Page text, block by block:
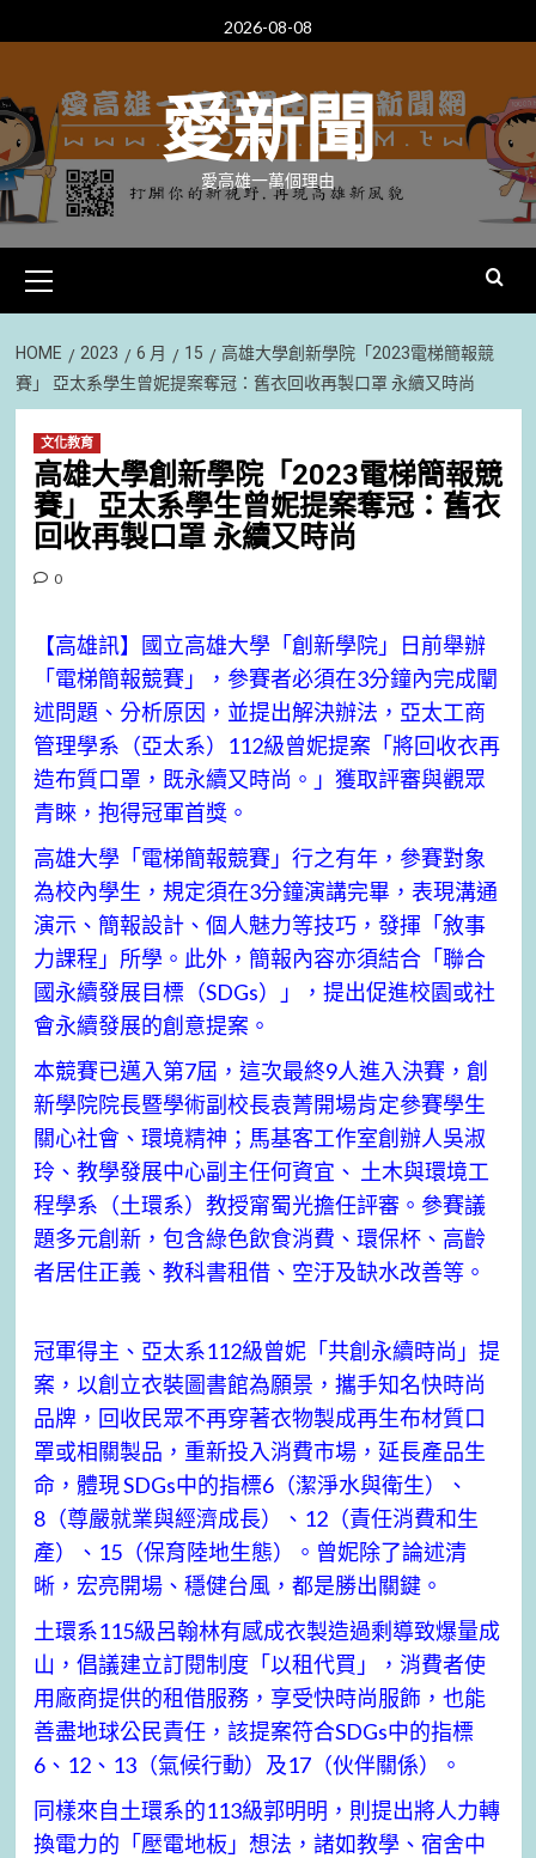
to
2026-08-08
愛新聞
愛高雄一萬個理由
Menu
HOME 2023 6 月 15
高雄大學創新學院「2023電梯簡報競
賽」 亞太系學生曾妮提案奪冠：舊衣回收再製口罩 永續又時尚
文化教育
高雄大學創新學院「2023電梯簡報競
賽」 亞太系學生曾妮提案奪冠：舊衣
回收再製口罩 永續又時尚
0
【高雄訊】國立高雄大學「創新學院」日前舉辦
「電梯簡報競賽」，參賽者必須在3分鐘內完成闡
述問題、分析原因，並提出解決辦法，亞太工商
管理學系（亞太系）112級曾妮提案「將回收衣再
造布質口罩，既永續又時尚。」獲取評審與觀眾
青睞，抱得冠軍首獎。
高雄大學「電梯簡報競賽」行之有年，參賽對象
為校內學生，規定須在3分鐘演講完畢，表現溝通
演示、簡報設計、個人魅力等技巧，發揮「敘事
力課程」所學。此外，簡報內容亦須結合「聯合
國永續發展目標（SDGs）」，提出促進校園或社
會永續發展的創意提案。
本競賽已邁入第7屆，這次最終9人進入決賽，創
新學院院長暨學術副校長袁菁開場肯定參賽學生
關心社會、環境精神；馬基客工作室創辦人吳淑
玲、教學發展中心副主任何資宜、 土木與環境工
程學系（土環系）教授甯蜀光擔任評審。參賽議
題多元創新，包含綠色飲食消費、環保杯、高齡
者居住正義、教科書租借、空汙及缺水改善等。
冠軍得主、亞太系112級曾妮「共創永續時尚」提
案，以創立衣裝圖書館為願景，攜手知名快時尚
品牌，回收民眾不再穿著衣物製成再生布材質口
罩或相關製品，重新投入消費市場，延長產品生
命，體現 SDGs中的指標6（潔淨水與衛生）、
8（尊嚴就業與經濟成長）、12（責任消費和生
產）、15（保育陸地生態）。曾妮除了論述清
晰，宏亮開場、穩健台風，都是勝出關鍵。
土環系115級呂翰林有感成衣製造過剩導致爆量成
山，倡議建立訂閱制度「以租代買」，消費者使
用廠商提供的租借服務，享受快時尚服飾，也能
善盡地球公民責任，該提案符合SDGs中的指標
6、12、13（氣候行動）及17（伙伴關係）。
同樣來自土環系的113級郭明明，則提出將人力轉
換電力的「壓電地板」想法，諸如教學、宿舍中